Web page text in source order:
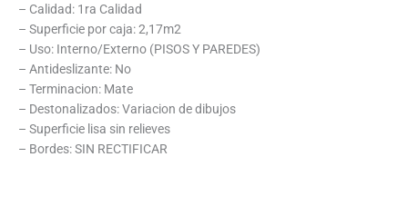
– Calidad: 1ra Calidad
– Superficie por caja: 2,17m2
– Uso: Interno/Externo (PISOS Y PAREDES)
– Antideslizante: No
– Terminacion: Mate
– Destonalizados: Variacion de dibujos
– Superficie lisa sin relieves
– Bordes: SIN RECTIFICAR